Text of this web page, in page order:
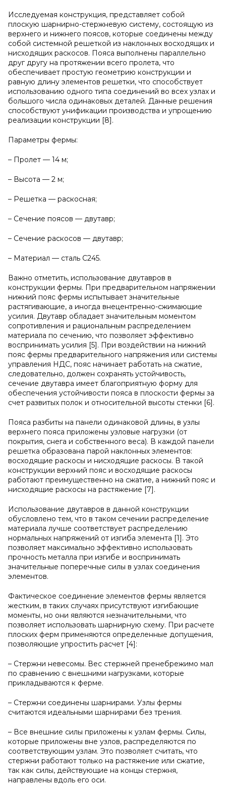
Исследуемая конструкция, представляет собой
плоскую шарнирно-стержневую систему, состоящую из
верхнего и нижнего поясов, которые соединены между
собой системной решеткой из наклонных восходящих и
нисходящих раскосов. Пояса выполнены параллельно
друг другу на протяжении всего пролета, что
обеспечивает простую геометрию конструкции и
равную длину элементов решетки, что способствует
использованию одного типа соединений во всех узлах и
большого числа одинаковых деталей. Данные решения
способствуют унификации производства и упрощению
реализации конструкции [8].
Параметры фермы:
– Пролет — 14 м;
– Высота — 2 м;
– Решетка — раскосная;
– Сечение поясов — двутавр;
– Сечение раскосов — двутавр;
– Материал — сталь С245.
Важно отметить, использование двутавров в
конструкции фермы. При предварительном напряжении
нижний пояс фермы испытывает значительные
растягивающие, а иногда внецентренно-сжимающие
усилия. Двутавр обладает значительным моментом
сопротивления и рациональным распределением
материала по сечению, что позволяет эффективно
воспринимать усилия [5]. При воздействии на нижний
пояс фермы предварительного напряжения или системы
управления НДС, пояс начинает работать на сжатие,
следовательно, должен сохранять устойчивость,
сечение двутавра имеет благоприятную форму для
обеспечения устойчивости пояса в плоскости фермы за
счет развитых полок и относительной высоты стенки [6].
Пояса разбиты на панели одинаковой длины, в узлы
верхнего пояса приложены узловые нагрузки (от
покрытия, снега и собственного веса). В каждой панели
решетка образована парой наклонных элементов:
восходящие раскосы и нисходящие раскосы. В такой
конструкции верхний пояс и восходящие раскосы
работают преимущественно на сжатие, а нижний пояс и
нисходящие раскосы на растяжение [7].
Использование двутавров в данной конструкции
обусловлено тем, что в таком сечении распределение
материала лучше соответствует распределению
нормальных напряжений от изгиба элемента [1]. Это
позволяет максимально эффективно использовать
прочность металла при изгибе и воспринимать
значительные поперечные силы в узлах соединения
элементов.
Фактическое соединение элементов фермы является
жестким, в таких случаях присутствуют изгибающие
моменты, но они являются незначительными, что
позволяет использовать шарнирную схему. При расчете
плоских ферм применяются определенные допущения,
позволяющие упростить расчет [4]:
– Стержни невесомы. Вес стержней пренебрежимо мал
по сравнению с внешними нагрузками, которые
прикладываются к ферме.
– Стержни соединены шарнирами. Узлы фермы
считаются идеальными шарнирами без трения.
– Все внешние силы приложены к узлам фермы. Силы,
которые приложены вне узлов, распределяются по
соответствующим узлам. Это позволяет считать, что
стержни работают только на растяжение или сжатие,
так как силы, действующие на концы стержня,
направлены вдоль его оси.